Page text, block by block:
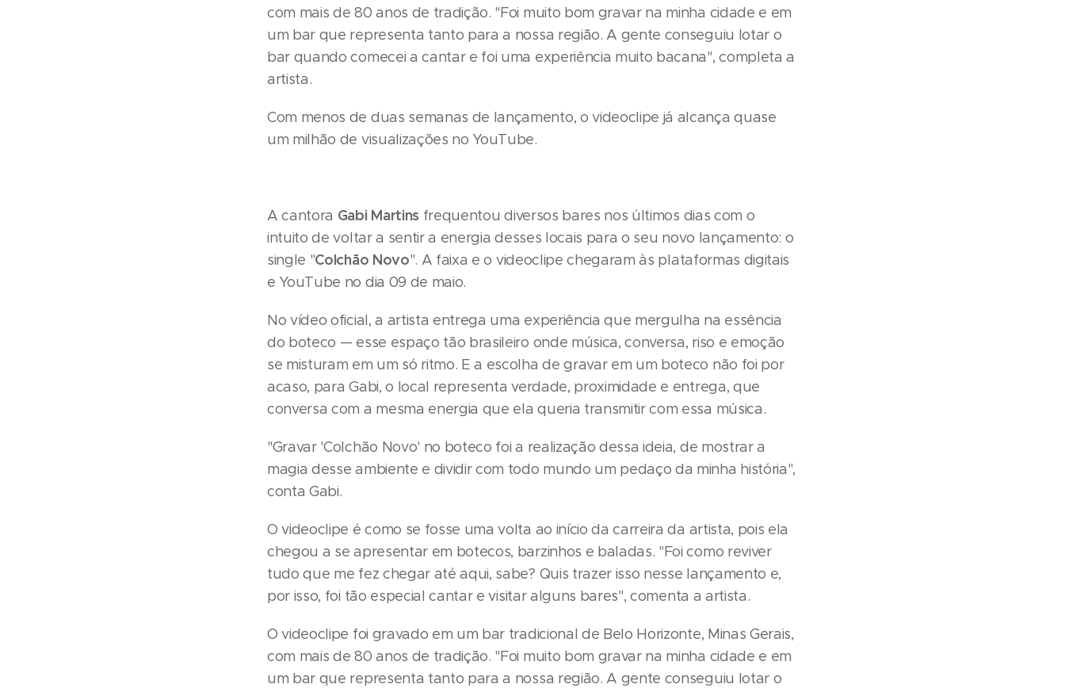
com mais de 80 anos de tradição. "Foi muito bom gravar na minha cidade e em
um bar que representa tanto para a nossa região. A gente conseguiu lotar o
bar quando comecei a cantar e foi uma experiência muito bacana", completa a
artista.
Com menos de duas semanas de lançamento, o videoclipe já alcança quase
um milhão de visualizações no YouTube.
A cantora Gabi Martins frequentou diversos bares nos últimos dias com o
intuito de voltar a sentir a energia desses locais para o seu novo lançamento: o
single "Colchão Novo". A faixa e o videoclipe chegaram às plataformas digitais
e YouTube no dia 09 de maio.
No vídeo oficial, a artista entrega uma experiência que mergulha na essência
do boteco — esse espaço tão brasileiro onde música, conversa, riso e emoção
se misturam em um só ritmo. E a escolha de gravar em um boteco não foi por
acaso, para Gabi, o local representa verdade, proximidade e entrega, que
conversa com a mesma energia que ela queria transmitir com essa música.
"Gravar 'Colchão Novo' no boteco foi a realização dessa ideia, de mostrar a
magia desse ambiente e dividir com todo mundo um pedaço da minha história",
conta Gabi.
O videoclipe é como se fosse uma volta ao início da carreira da artista, pois ela
chegou a se apresentar em botecos, barzinhos e baladas. "Foi como reviver
tudo que me fez chegar até aqui, sabe? Quis trazer isso nesse lançamento e,
por isso, foi tão especial cantar e visitar alguns bares", comenta a artista.
O videoclipe foi gravado em um bar tradicional de Belo Horizonte, Minas Gerais,
com mais de 80 anos de tradição. "Foi muito bom gravar na minha cidade e em
um bar que representa tanto para a nossa região. A gente conseguiu lotar o